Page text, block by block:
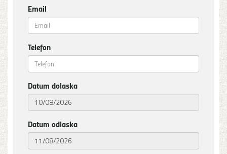
Email
Telefon
Datum dolaska
Datum odlaska